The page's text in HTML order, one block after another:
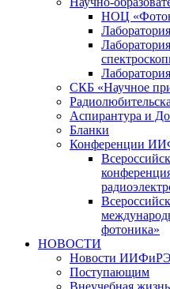
НОЦ
СКБ «Научное
Аспирантура и
Бланки
Конференции
фотоника»
НОВОСТИ
Новости ИИФиРЭ
Поступающим
Внеучебная жизнь